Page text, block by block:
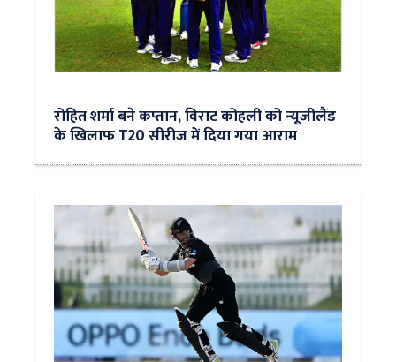
रोहित शर्मा बने कप्तान, विराट कोहली को न्‍यूजीलैंड
के ख‍िलाफ T20 सीरीज में दिया गया आराम